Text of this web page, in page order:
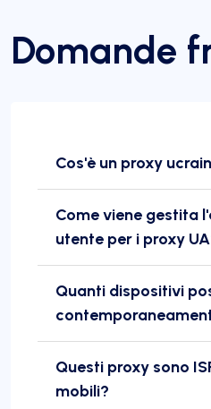
Domande
Cos'è un proxy
Come viene gestita
utente per i proxy
Quanti dispositivi
Questi proxy sono
mobili?